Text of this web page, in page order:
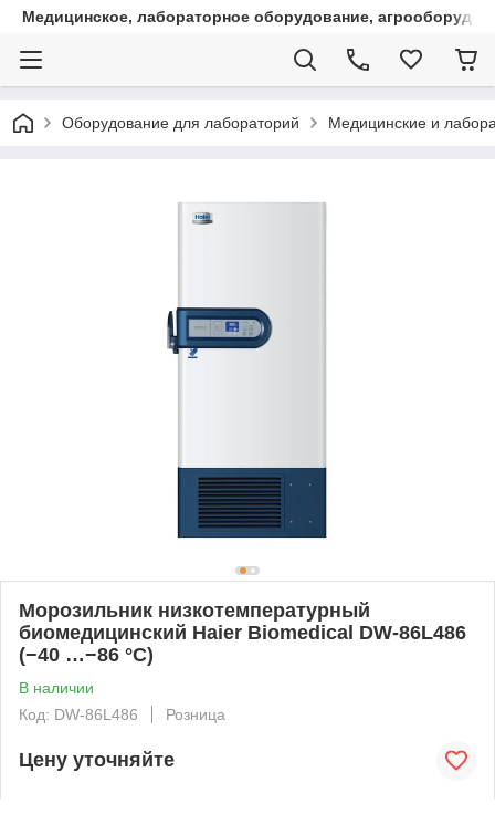
Медицинское, лабораторное оборудование,
Оборудование для лабораторий Медицинские и
Морозильник низкотемпературный
биомедицинский Haier Biomedical DW-86L486
(−40 …−86 °C)
В наличии
Код: DW-86L486
Розница
Цену уточняйте